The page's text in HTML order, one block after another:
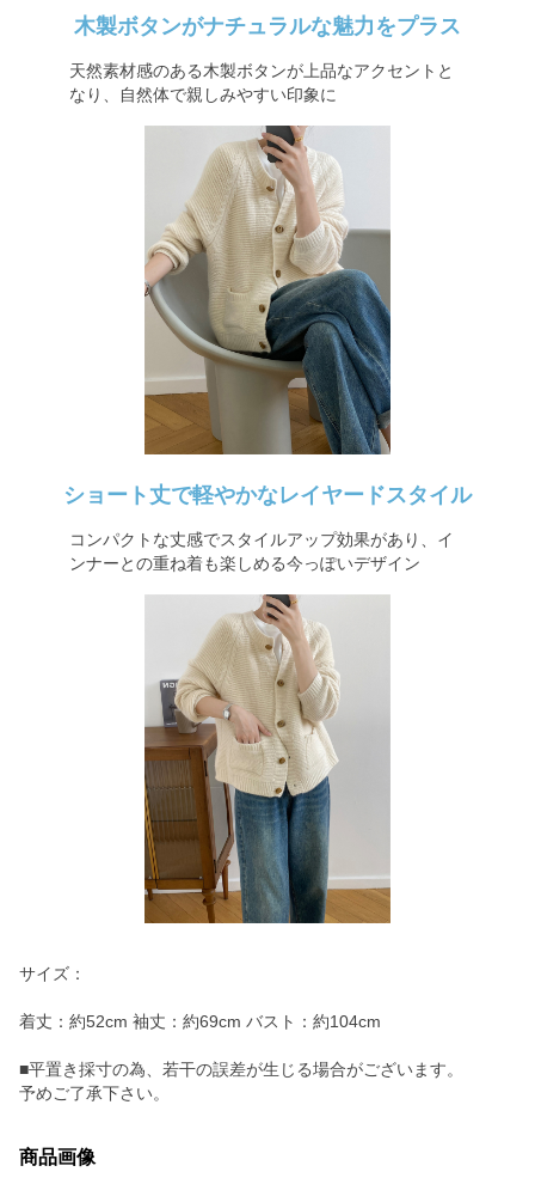
木製ボタンがナチュラルな魅力をプラス
天然素材感のある木製ボタンが上品なアクセントと
なり、自然体で親しみやすい印象に
ショート丈で軽やかなレイヤードスタイル
コンパクトな丈感でスタイルアップ効果があり、イ
ンナーとの重ね着も楽しめる今っぽいデザイン
サイズ：
着丈：約52cm 袖丈：約69cm バスト：約104cm
■平置き採寸の為、若干の誤差が生じる場合がございます。
予めご了承下さい。
商品画像